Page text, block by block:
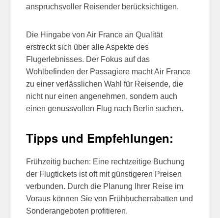
anspruchsvoller Reisender berücksichtigen.
Die Hingabe von Air France an Qualität
erstreckt sich über alle Aspekte des
Flugerlebnisses. Der Fokus auf das
Wohlbefinden der Passagiere macht Air France
zu einer verlässlichen Wahl für Reisende, die
nicht nur einen angenehmen, sondern auch
einen genussvollen Flug nach Berlin suchen.
Tipps und Empfehlungen:
Frühzeitig buchen: Eine rechtzeitige Buchung
der Flugtickets ist oft mit günstigeren Preisen
verbunden. Durch die Planung Ihrer Reise im
Voraus können Sie von Frühbucherrabatten und
Sonderangeboten profitieren.